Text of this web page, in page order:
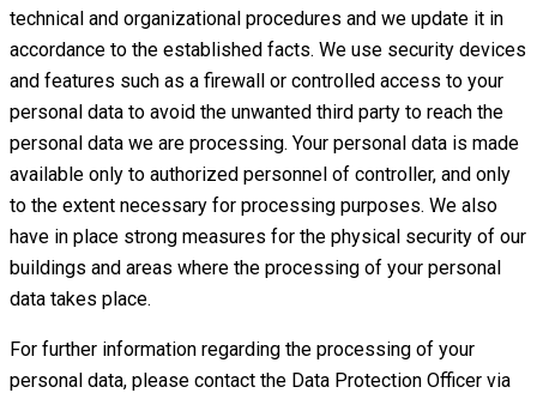
technical and organizational procedures and we update it in
accordance to the established facts. We use security devices
and features such as a firewall or controlled access to your
personal data to avoid the unwanted third party to reach the
personal data we are processing. Your personal data is made
available only to authorized personnel of controller, and only
to the extent necessary for processing purposes. We also
have in place strong measures for the physical security of our
buildings and areas where the processing of your personal
data takes place.
For further information regarding the processing of your
personal data, please contact the Data Protection Officer via